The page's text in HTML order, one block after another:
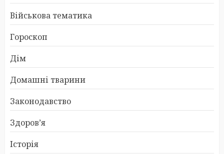
Військова тематика
Гороскоп
Дім
Домашні тварини
Законодавство
Здоров’я
Історія